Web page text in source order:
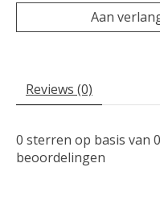
Aan
Reviews (0)
0 sterren op basis van 0
beoordelingen